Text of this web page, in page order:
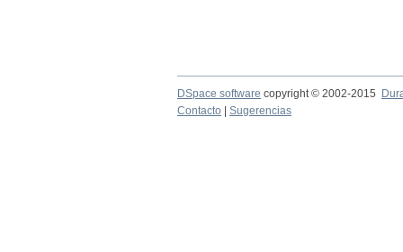
DSpace software copyright © 2002-2015
Contacto
Sugerencias